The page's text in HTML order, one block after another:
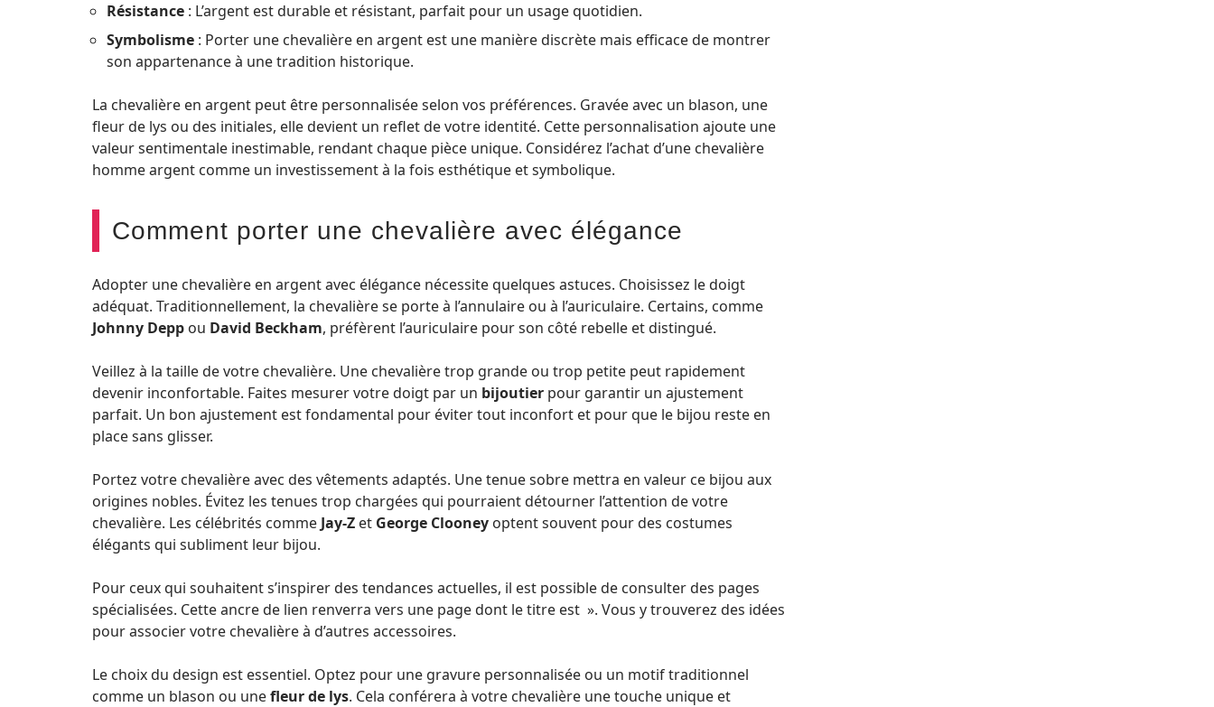
Résistance : L’argent est durable et résistant, parfait pour un usage quotidien.
Symbolisme : Porter une chevalière en argent est une manière discrète mais efficace de montrer
son appartenance à une tradition historique.
La chevalière en argent peut être personnalisée selon vos préférences. Gravée avec un blason, une
fleur de lys ou des initiales, elle devient un reflet de votre identité. Cette personnalisation ajoute une
valeur sentimentale inestimable, rendant chaque pièce unique. Considérez l’achat d’une chevalière
homme argent comme un investissement à la fois esthétique et symbolique.
Comment porter une chevalière avec élégance
Adopter une chevalière en argent avec élégance nécessite quelques astuces. Choisissez le doigt
adéquat. Traditionnellement, la chevalière se porte à l’annulaire ou à l’auriculaire. Certains, comme
Johnny Depp ou David Beckham, préfèrent l’auriculaire pour son côté rebelle et distingué.
Veillez à la taille de votre chevalière. Une chevalière trop grande ou trop petite peut rapidement
devenir inconfortable. Faites mesurer votre doigt par un bijoutier pour garantir un ajustement
parfait. Un bon ajustement est fondamental pour éviter tout inconfort et pour que le bijou reste en
place sans glisser.
Portez votre chevalière avec des vêtements adaptés. Une tenue sobre mettra en valeur ce bijou aux
origines nobles. Évitez les tenues trop chargées qui pourraient détourner l’attention de votre
chevalière. Les célébrités comme Jay-Z et George Clooney optent souvent pour des costumes
élégants qui subliment leur bijou.
Pour ceux qui souhaitent s’inspirer des tendances actuelles, il est possible de consulter des pages
spécialisées. Cette ancre de lien renverra vers une page dont le titre est ». Vous y trouverez des idées
pour associer votre chevalière à d’autres accessoires.
Le choix du design est essentiel. Optez pour une gravure personnalisée ou un motif traditionnel
comme un blason ou unefleur de lys. Cela conférera à votre chevalière une touche unique et